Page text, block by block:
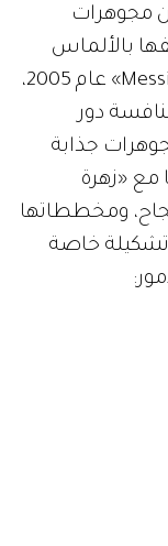
مجوهرات
بالألماس
قادها إلى تأسيس علامتها «Messika Paris» عام 2005،
دور
جذابة
مع «زهرة
ومخططاتها
تشكيلة خاصة